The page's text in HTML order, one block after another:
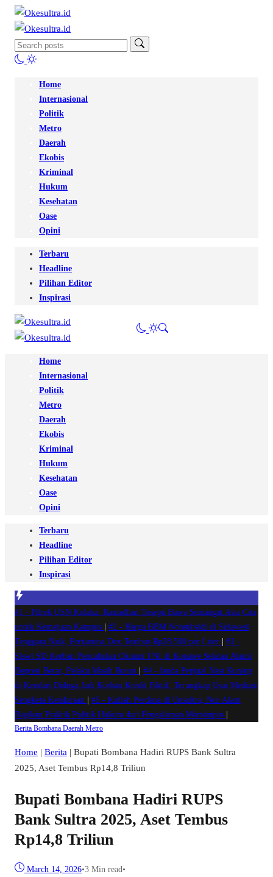
Home
Internasional
Politik
Metro
Daerah
Ekobis
Kriminal
Hukum
Kesehatan
Oase
Opini
Terbaru
Headline
Pilihan Editor
Inspirasi
Home
Internasional
Politik
Metro
Daerah
Ekobis
Kriminal
Hukum
Kesehatan
Oase
Opini
Terbaru
Headline
Pilihan Editor
Inspirasi
#1 - Pilrek USN Kolaka: Ramadhan Tosepu Bawa Semangat Asta Cita
untuk Kemajuan Kampus
#2 - Harga BBM Nonsubsidi di Sulawesi
Tenggara Naik, Pertamina Dex Tembus Rp28.500 per Liter
#3 -
Siswi SD Korban Pencabulan Oknum TNI di Konawe Selatan Alami
Depresi Berat, Pelaku Masih Buron
#4 - Janda Penjual Nasi Kuning
di Kendari Diduga Jadi Korban Kredit Fiktif, Terungkap Usai Mediasi
Sengketa Kendaraan
#5 - Kuliah Perdana di Unsultra, Nur Alam
Bagikan Praktik Politik Hukum dari Pengalaman Memimpin
Berita Bombana Daerah Metro
Home | Berita | Bupati Bombana Hadiri RUPS Bank Sultra
2025, Aset Tembus Rp14,8 Triliun
Bupati Bombana Hadiri RUPS
Bank Sultra 2025, Aset Tembus
Rp14,8 Triliun
March 14, 2026•3 Min read•